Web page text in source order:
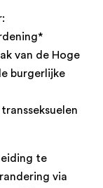
van de Hoge
burgerlijke
te
via